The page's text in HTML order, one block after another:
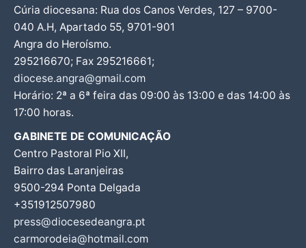
Cúria diocesana: Rua dos Canos Verdes, 127 – 9700-
040 A.H, Apartado 55, 9701-901
Angra do Heroísmo.
295216670; Fax 295216661;
diocese.angra@gmail.com
Horário: 2ª a 6ª feira das 09:00 às 13:00 e das 14:00 às
17:00 horas.
GABINETE DE COMUNICAÇÃO
Centro Pastoral Pio XII,
Bairro das Laranjeiras
9500-294 Ponta Delgada
+351912507980
press@diocesedeangra.pt
carmorodeia@hotmail.com